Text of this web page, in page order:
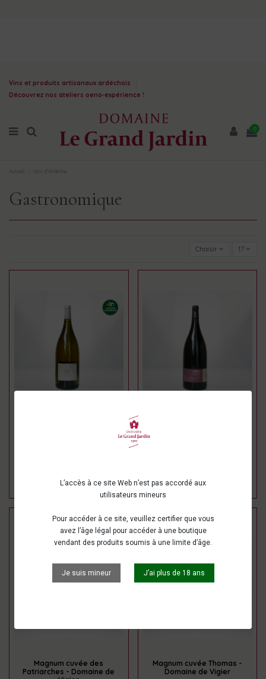
L’accès à ce site Web n’est pas accordé aux
utilisateurs mineurs
Pour accéder à ce site, veuillez certifier que vous
avez l’âge légal pour accéder à une boutique
vendant des produits soumis à une limite d’âge.
Je suis mineur J’ai plus de 18 ans
Vins et produits artisanaux ardéchois
Découvrez nos ateliers oeno-expérience !
0
Accueil Vins d'Ardèche
Gastronomique
Choisir 17
panier
Magnum cuvée des
Patriarches - Domaine de
Magnum cuvée Thomas -
Domaine de Vigier